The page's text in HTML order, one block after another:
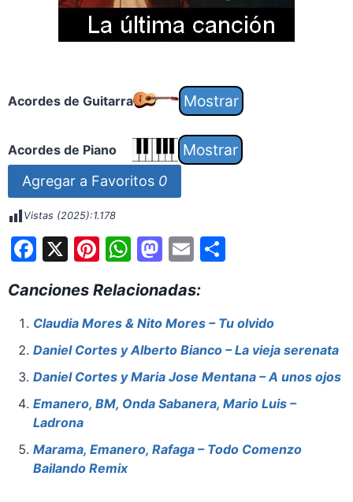
Acordes de Guitarra
Acordes de Piano
Agregar a Favoritos 0
Vistas (2025):1.178
F
c
e
b
o
o
k
X Pi
er
e
st
W
at
s
A
p
p
M
st
o
d
o
n
E
ai
l
S
e
Canciones Relacionadas:
Claudia Mores & Nito Mores – Tu olvido
Daniel Cortes y Alberto Bianco – La vieja serenata
Daniel Cortes y Maria Jose Mentana – A unos ojos
Emanero, BM, Onda Sabanera, Mario Luis –
Ladrona
Marama, Emanero, Rafaga – Todo Comenzo
Bailando Remix